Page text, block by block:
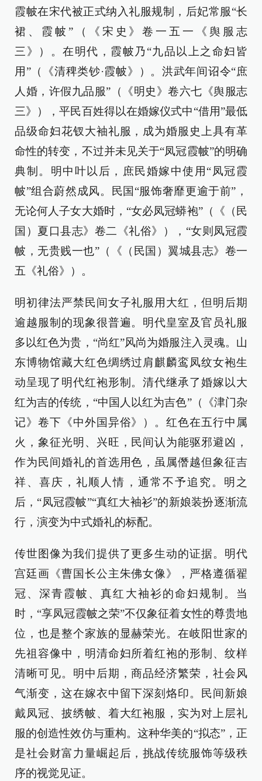
霞帔在宋代被正式纳入礼服规制，后妃常服“长
裙、霞帔”（《宋史》卷一五一《舆服志
三》）。在明代，霞帔乃“九品以上之命妇皆
用”（《清稗类钞·霞帔》）。洪武年间诏令“庶
人婚，许假九品服”（《明史》卷六七《舆服志
三》），平民百姓得以在婚嫁仪式中“借用”最低
品级命妇花钗大袖礼服，成为婚服史上具有革
命性的转变，不过并未见关于“凤冠霞帔”的明确
典制。明中叶以后，庶民婚嫁中使用“凤冠霞
帔”组合蔚然成风。民国“服饰奢靡更逾于前”，
无论何人子女大婚时，“女必凤冠蟒袍”（《（民
国）夏口县志》卷二《礼俗》），“女则凤冠霞
帔，无贵贱一也”（《（民国）翼城县志》卷一
五《礼俗》）。
明初律法严禁民间女子礼服用大红，但明后期
逾越服制的现象很普遍。明代皇室及官员礼服
多以红色为贵，“尚红”风尚为婚服注入灵魂。山
东博物馆藏大红色绸绣过肩麒麟鸾凤纹女袍生
动呈现了明代红袍形制。清代继承了婚嫁以大
红为吉的传统，“中国人以红为吉色”（《津门杂
记》卷下《中外国异俗》）。红色在五行中属
火，象征光明、兴旺，民间认为能驱邪避凶，
作为民间婚礼的首选用色，虽属僭越但象征吉
祥、喜庆，礼顺人情，通常不予追究。明之
后，“凤冠霞帔”“真红大袖衫”的新娘装扮逐渐流
行，演变为中式婚礼的标配。
传世图像为我们提供了更多生动的证据。明代
宫廷画《曹国长公主朱佛女像》，严格遵循翟
冠、深青霞帔、真红大袖衫的命妇规制。当
时，“享凤冠霞帔之荣”不仅象征着女性的尊贵地
位，也是整个家族的显赫荣光。在岐阳世家的
先祖容像中，明清命妇所着红袍的形制、纹样
清晰可见。明中后期，商品经济繁荣，社会风
气渐变，这在嫁衣中留下深刻烙印。民间新娘
戴凤冠、披绣帔、着大红袍服，实为对上层礼
服的创造性效仿与重构。这种华美的“拟态”，正
是社会财富力量崛起后，挑战传统服饰等级秩
序的视觉见证。